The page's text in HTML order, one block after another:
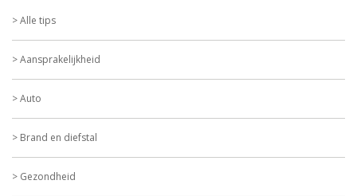
Alle tips
Aansprakelijkheid
Auto
Brand en diefstal
Gezondheid